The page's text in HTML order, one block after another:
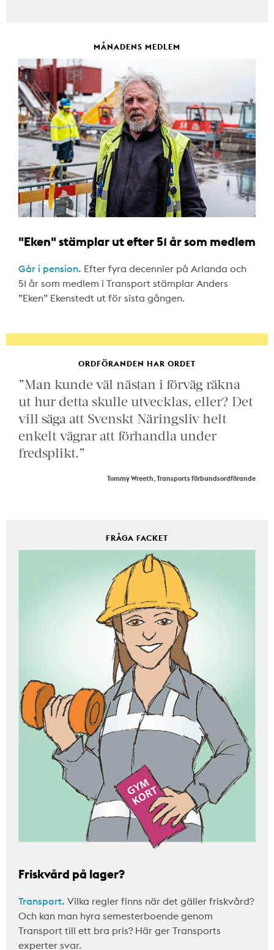
MÅNADENS MEDLEM
"Eken" stämplar ut efter 51 år som medlem
Går i pension. Efter fyra decennier på Arlanda och
51 år som medlem i Transport stämplar Anders
”Eken” Ekenstedt ut för sista gången.
ORDFÖRANDEN HAR ORDET
”Man kunde väl nästan i förväg räkna
ut hur detta skulle utvecklas, eller? Det
vill säga att Svenskt Näringsliv helt
enkelt vägrar att förhandla under
fredsplikt.”
Tommy Wreeth, Transports förbundsordförande
FRÅGA FACKET
Friskvård på lager?
Transport. Vilka regler finns när det gäller friskvård?
Och kan man hyra semesterboende genom
Transport till ett bra pris? Här ger Transports
experter svar.